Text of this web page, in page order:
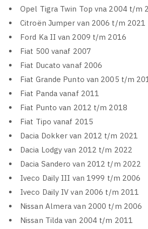
Opel Tigra Twin Top vna 2004 t/m
Citroën Jumper van 2006 t/m 2021
Ford Ka II van 2009 t/m 2016
Fiat 500 vanaf 2007
Fiat Ducato vanaf 2006
Fiat Grande Punto van 2005 t/m
Fiat Panda vanaf 2011
Fiat Punto van 2012 t/m 2018
Fiat Tipo vanaf 2015
Dacia Dokker van 2012 t/m 2021
Dacia Lodgy van 2012 t/m 2022
Dacia Sandero van 2012 t/m 2022
Iveco Daily III van 1999 t/m 2006
Iveco Daily IV van 2006 t/m 2011
Nissan Almera van 2000 t/m 2006
Nissan Tilda van 2004 t/m 2011